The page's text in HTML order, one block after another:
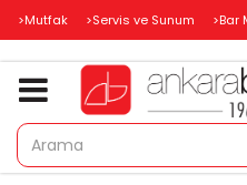
>Mutfak >Servis ve Sunum >Bar